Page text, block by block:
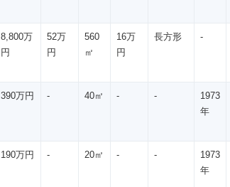
8,800万
円
52万
円
560
㎡
16万
円
長方形 -
390万円 - 40㎡ - -
1973
年
190万円 - 20㎡ - -
1973
年